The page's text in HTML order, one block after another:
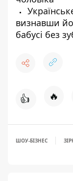
визнавши
бабусі без
👍 🔥
ШОУ-БІЗНЕС